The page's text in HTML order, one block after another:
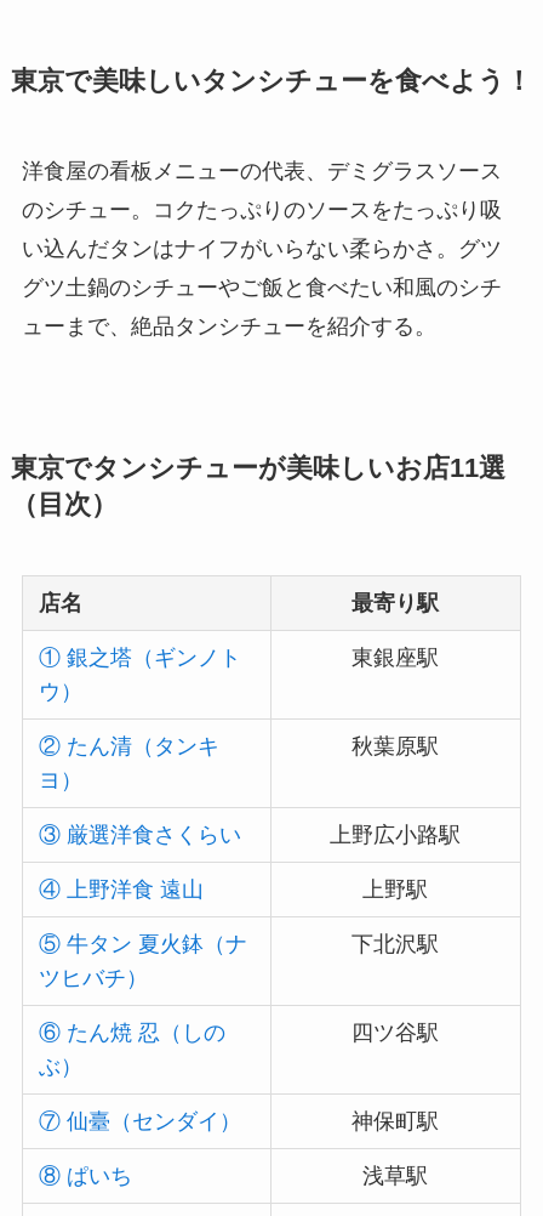
東京で美味しいタンシチューを食べよう！
洋食屋の看板メニューの代表、デミグラスソース
のシチュー。コクたっぷりのソースをたっぷり吸
い込んだタンはナイフがいらない柔らかさ。グツ
グツ土鍋のシチューやご飯と食べたい和風のシチ
ューまで、絶品タンシチューを紹介する。
東京でタンシチューが美味しいお店11選
（目次）
店名 最寄り駅
① 銀之塔（ギンノト
ウ）
東銀座駅
② たん清（タンキ
ヨ）
秋葉原駅
③ 厳選洋食さくらい 上野広小路駅
④ 上野洋食 遠山 上野駅
⑤ 牛タン 夏火鉢（ナ
ツヒバチ）
下北沢駅
⑥ たん焼 忍（しの
ぶ）
四ツ谷駅
⑦ 仙臺（センダイ） 神保町駅
⑧ ぱいち 浅草駅